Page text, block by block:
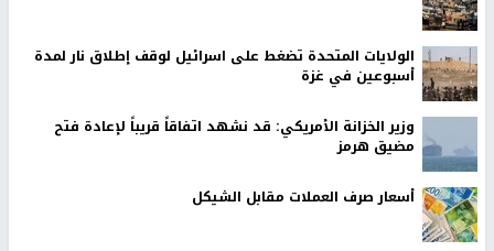
الولايات المتحدة تضغط على اسرائيل لوقف إطلاق نار لمدة
أسبوعين في غزة
وزير الخزانة الأمريكي: قد نشهد اتفاقاً قريباً لإعادة فتح
مضيق هرمز
أسعار صرف العملات مقابل الشيكل